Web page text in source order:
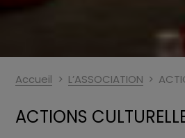
Accueil L’ASSOCIATION
ACTIONS